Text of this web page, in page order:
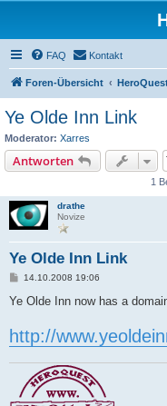
FAQ Kontakt
Foren-Übersicht
Ye Olde Inn Link
Moderator: Xarres
Antworten
1
drathe
Novize
Ye Olde Inn Link
B
i
a
g
14.10.2008 19:06
Ye Olde Inn now has a
http://